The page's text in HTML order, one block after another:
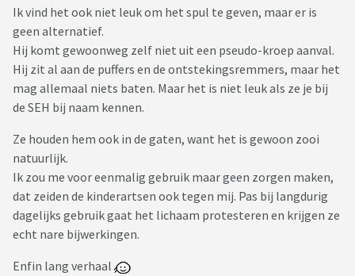
Ik vind het ook niet leuk om het spul te geven, maar er is
geen alternatief.
Hij komt gewoonweg zelf niet uit een pseudo-kroep aanval.
Hij zit al aan de puffers en de ontstekingsremmers, maar het
mag allemaal niets baten. Maar het is niet leuk als ze je bij
de SEH bij naam kennen.
Ze houden hem ook in de gaten, want het is gewoon zooi
natuurlijk.
Ik zou me voor eenmalig gebruik maar geen zorgen maken,
dat zeiden de kinderartsen ook tegen mij. Pas bij langdurig
dagelijks gebruik gaat het lichaam protesteren en krijgen ze
echt nare bijwerkingen.
Enfin lang verhaal